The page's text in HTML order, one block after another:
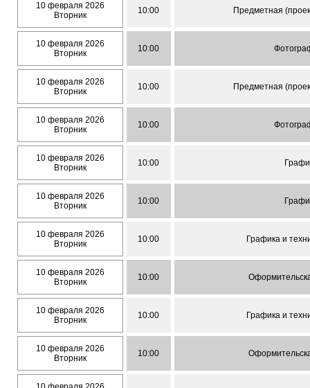
10 февраля 2026
Вторник
10:00 Предметная
10 февраля 2026
Вторник
10:00
10 февраля 2026
Вторник
10:00 Предметная
10 февраля 2026
Вторник
10:00
10 февраля 2026
Вторник
10:00
10 февраля 2026
Вторник
10:00
10 февраля 2026
Вторник
10:00 Графика и
10 февраля 2026
Вторник
10:00
10 февраля 2026
Вторник
10:00 Графика и
10 февраля 2026
Вторник
10:00